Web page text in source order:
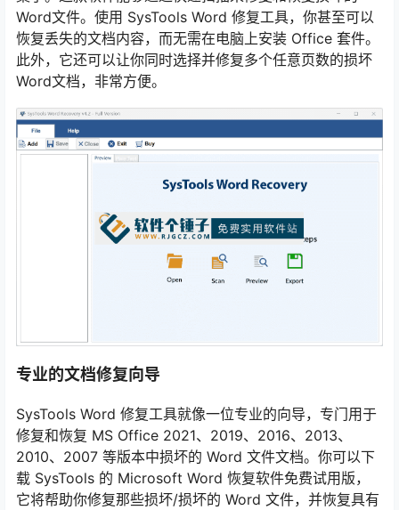
Word文件。使用 SysTools Word 修复工具，你甚至可以
恢复丢失的文档内容，而无需在电脑上安装 Office 套件。
此外，它还可以让你同时选择并修复多个任意页数的损坏
Word文档，非常方便。
专业的文档修复向导
SysTools Word 修复工具就像一位专业的向导，专门用于
修复和恢复 MS Office 2021、2019、2016、2013、
2010、2007 等版本中损坏的 Word 文件文档。你可以下
载 SysTools 的 Microsoft Word 恢复软件免费试用版，
它将帮助你修复那些损坏/损坏的 Word 文件，并恢复具有